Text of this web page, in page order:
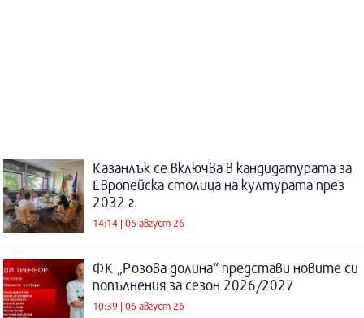
Казанлък се включва в кандидатурата за
Европейска столица на културата през
2032 г.
14:14 | 06 август 26
ФК „Розова долина“ представи новите си
попълнения за сезон 2026/2027
10:39 | 06 август 26